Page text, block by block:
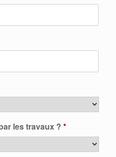
les travaux ? *